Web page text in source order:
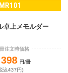
MR101
卓上メモルダー
注文時価格
398 円/冊
込437円)